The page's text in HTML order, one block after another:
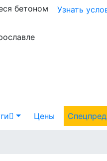
бетоном
Узнать
Цены